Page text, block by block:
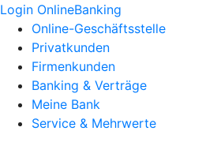
Login OnlineBanking
Online-Geschäftsstelle
Privatkunden
Firmenkunden
Banking & Verträge
Meine Bank
Service & Mehrwerte